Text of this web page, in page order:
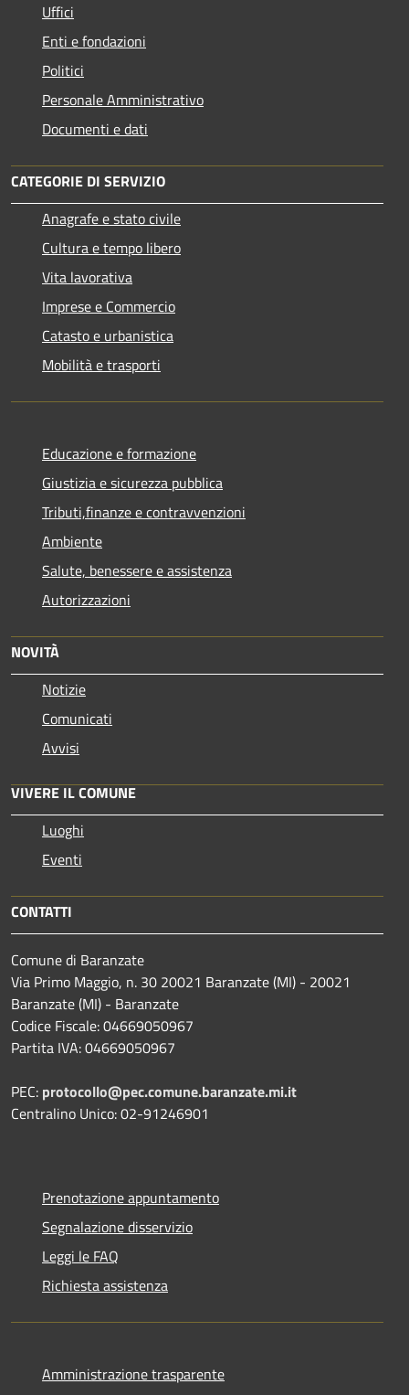
Uffici
Enti e fondazioni
Politici
Personale Amministrativo
Documenti e dati
CATEGORIE DI SERVIZIO
Anagrafe e stato civile
Cultura e tempo libero
Vita lavorativa
Imprese e Commercio
Catasto e urbanistica
Mobilità e trasporti
Educazione e formazione
Giustizia e sicurezza pubblica
Tributi,finanze e contravvenzioni
Ambiente
Salute, benessere e assistenza
Autorizzazioni
NOVITÀ
Notizie
Comunicati
Avvisi
VIVERE IL COMUNE
Luoghi
Eventi
CONTATTI
Comune di Baranzate
Via Primo Maggio, n. 30 20021 Baranzate (MI) - 20021
Baranzate (MI) - Baranzate
Codice Fiscale: 04669050967
Partita IVA: 04669050967
PEC: protocollo@pec.comune.baranzate.mi.it
Centralino Unico: 02-91246901
Prenotazione appuntamento
Segnalazione disservizio
Leggi le FAQ
Richiesta assistenza
Amministrazione trasparente